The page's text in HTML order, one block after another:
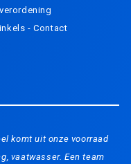
-Contact
komt uit onze voorraad
vaatwasser. Een team